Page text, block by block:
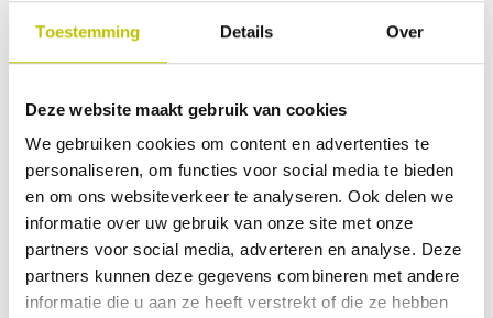
Toestemming Details Over
Deze website maakt gebruik van cookies
We gebruiken cookies om content en advertenties te
personaliseren, om functies voor social media te bieden
en om ons websiteverkeer te analyseren. Ook delen we
informatie over uw gebruik van onze site met onze
partners voor social media, adverteren en analyse. Deze
partners kunnen deze gegevens combineren met andere
informatie die u aan ze heeft verstrekt of die ze hebben
Productkenmerken: Materiaal 60%
dte: 3,5 cm
24,99
Vergelijk product
Thuis binnen 1 werkdag